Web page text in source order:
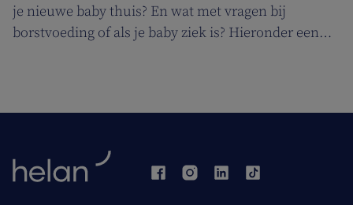
je nieuwe baby thuis? En wat met vragen bij
borstvoeding of als je baby ziek is? Hieronder een